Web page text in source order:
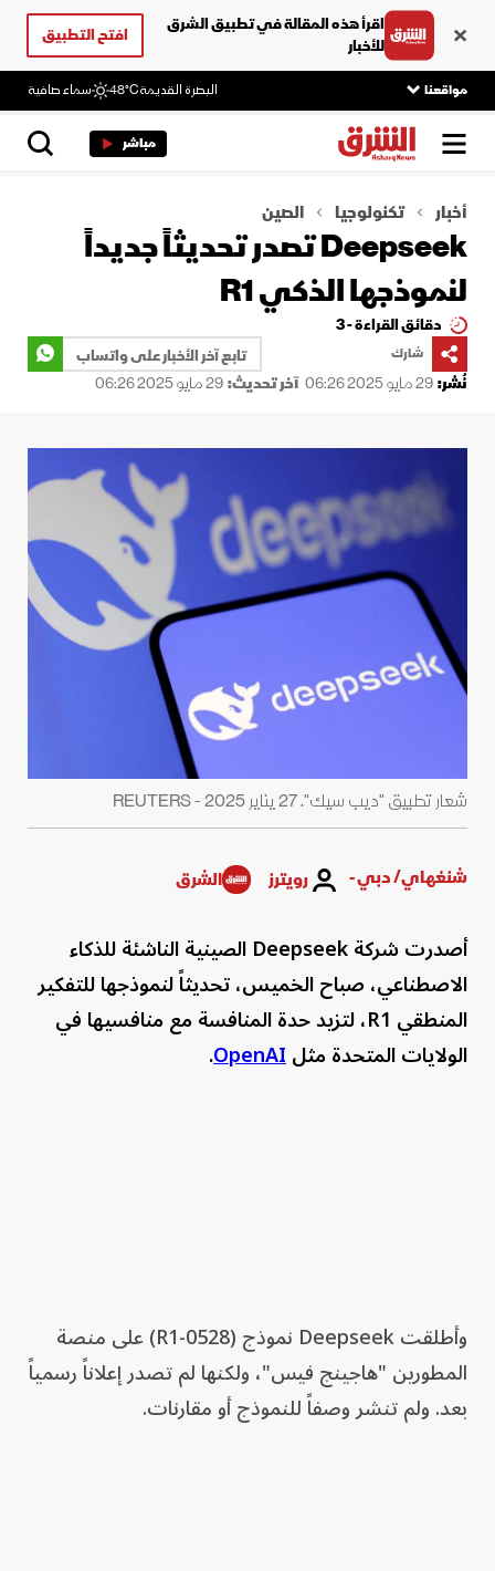
اقرأ هذه المقالة في تطبيق الشرق
للأخبار
افتح التطبيق
مواقعنا البصرة القديمة48°C سماء صافية
مباشر
أخبار تكنولوجيا الصين
Deepseek تصدر تحديثاً جديداً
لنموذجها الذكي R1
دقائق القراءة - 3
شارك
تابع آخر الأخبار على واتساب
نُشر:29 مايو 2025 06:26 آخر تحديث:29 مايو 2025 06:26
شعار تطبيق "ديب سيك". 27 يناير 2025 - REUTERS
شنغهاي/ دبي - رويترز الشرق
أصدرت شركة Deepseek الصينية الناشئة للذكاء
الاصطناعي، صباح الخميس، تحديثاً لنموذجها للتفكير
المنطقي R1، لتزيد حدة المنافسة مع منافسيها في
الولايات المتحدة مثلOpenAI
.
وأطلقت Deepseek نموذج (R1-0528) على منصة
المطورين "هاجينج فيس"، ولكنها لم تصدر إعلاناً رسمياً
بعد. ولم تنشر وصفاً للنموذج أو مقارنات.